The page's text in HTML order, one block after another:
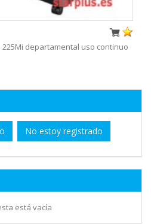
departamental uso continuo
No estoy registrado
está vacía